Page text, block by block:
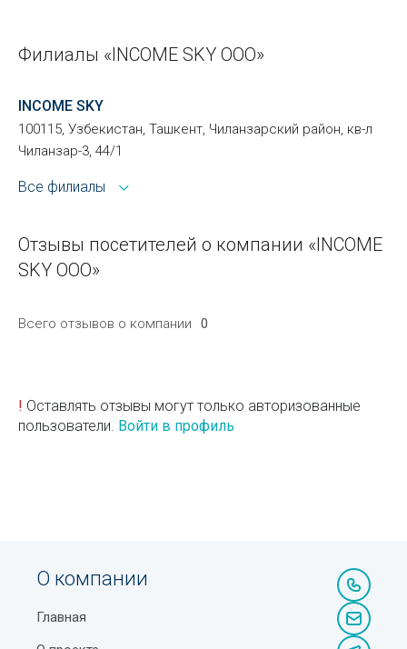
Филиалы «INCOME SKY ООО»
INCOME SKY
100115, Узбекистан, Ташкент, Чиланзарский район, кв-л
Чиланзар-3, 44/1
Все филиалы
Отзывы посетителей о компании «INCOME
SKY ООО»
Всего отзывов о компании 0
! Оставлять отзывы могут только авторизованные
пользователи. Войти в профиль
О компании
Главная